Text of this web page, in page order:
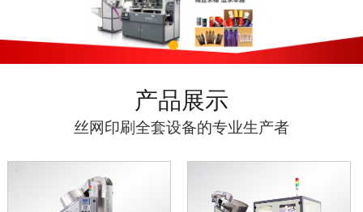
产品展示
丝网印刷全套设备的专业生产者